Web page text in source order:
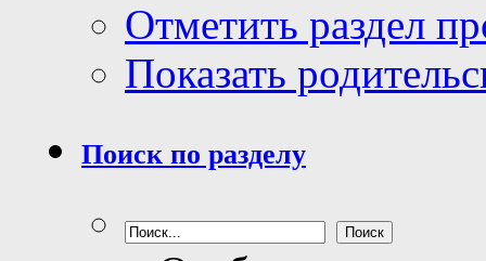
Отметить раздел
Показать
Поиск по разделу